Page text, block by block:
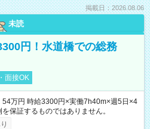
掲載日：2026.08.06
未読
円！水道橋での総務
面接OK
万円 時給3300円×実働7h40m×週5日×4
保証するものではありません。